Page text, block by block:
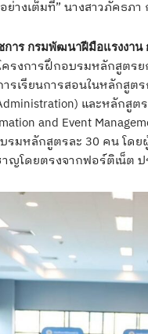
างเต็มที่” นางสาวภัคธภา
ร กรมพัฒนาฝีมือแรงงาน
ครงการฝึกอบรมหลักสูต
รเรียนการสอนในหลักสู
Administration) และหลั
and Event
รมหลักสูตรละ 30 คน โ
ญโดยตรงจากฟอร์ติเน็ต ป